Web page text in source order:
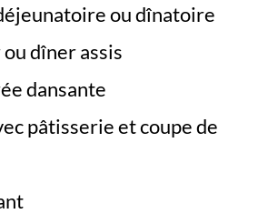
ou dînatoire
dîner assis
dansante
pâtisserie et coupe de